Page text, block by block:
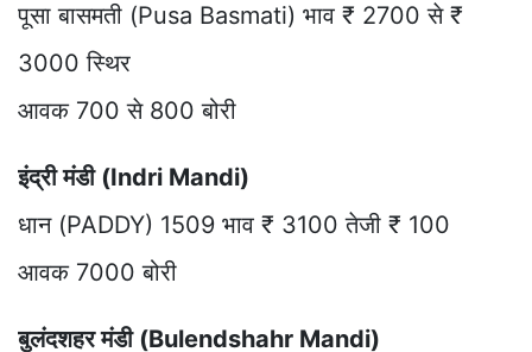
पूसा बासमती (Pusa Basmati) भाव ₹ 2700 से ₹
3000 स्थिर
आवक 700 से 800 बोरी
इंद्री मंडी (Indri Mandi)
धान (PADDY) 1509 भाव ₹ 3100 तेजी ₹ 100
आवक 7000 बोरी
बुलंदशहर मंडी (Bulendshahr Mandi)